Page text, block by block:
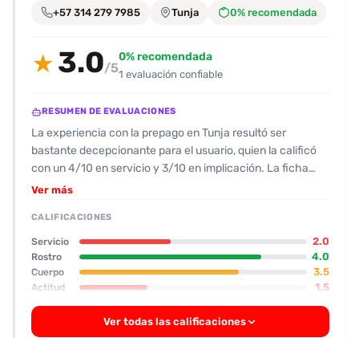
fácilmente.
Entendido
+57 314 279 7985 Tunja 0% recomendada
★ 3.0/5
0% recomendada
1 evaluación confiable
RESUMEN DE EVALUACIONES
La experiencia con la prepago en Tunja resultó ser
bastante decepcionante para el usuario, quien la calificó
con un 4/10 en servicio y 3/10 en implicación. La ficha
que la promocionaba como ‘jovencita rubia de cuerpo
describe como blanca, con pechos decentes y rostro
bonito, pero sin tonificación real ni un trasero visible; el
tono general es de una modelo “normal” sin grandeza
estética. En cuanto a su comportamiento, la chica parecía
amigable al principio, pero luego se mostró lenta, hablante
y con poca disposición para la acción. Solo cumplió el oral
con preservativo y la posición de misionero; no hubo
Ver más
CALIFICACIONES
Servicio 2.0
Rostro 4.0
Cuerpo 3.5
Actitud 1.5
Ver todas las calificaciones